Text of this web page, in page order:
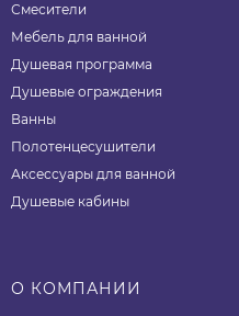
Смесители
Мебель для ванной
Душевая программа
Душевые ограждения
Ванны
Полотенцесушители
Аксессуары для ванной
Душевые кабины
О КОМПАНИИ